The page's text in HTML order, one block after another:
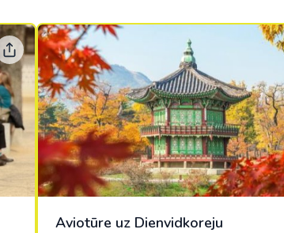
Aviotūre uz Dienvidkoreju